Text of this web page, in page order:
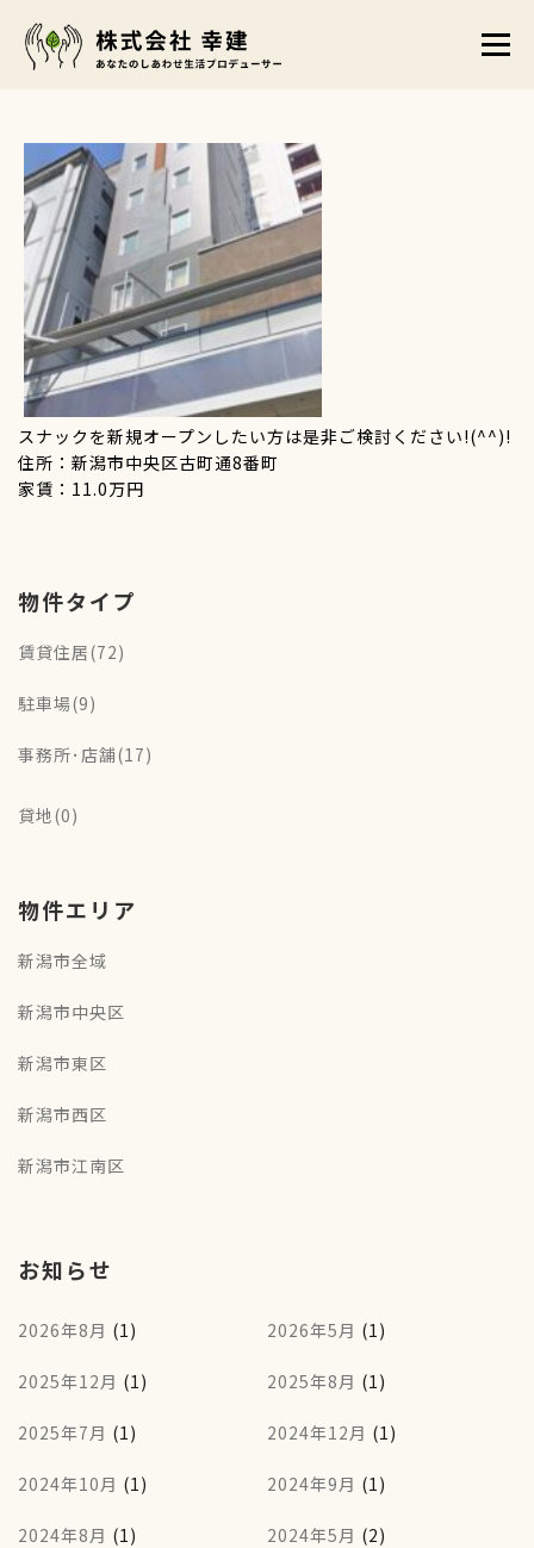
メニュ
店舗案内 会社概要 お問い合わせ
スナックを新規オープンしたい方は是非ご検討ください!(^^)!
住所：新潟市中央区古町通8番町
家賃：11.0万円
物件タイプ
賃貸住居(72)
駐車場(9)
事務所･店舗(17)
貸地(0)
物件エリア
新潟市全域
新潟市中央区
新潟市東区
新潟市西区
新潟市江南区
お知らせ
2026年8月 (1) 2026年5月 (1)
2025年12月 (1) 2025年8月 (1)
2025年7月 (1) 2024年12月 (1)
2024年10月 (1) 2024年9月 (1)
2024年8月 (1) 2024年5月 (2)